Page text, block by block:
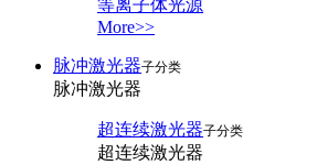
等离子体光源
More>>
脉冲激光器子分类
脉冲激光器
超连续激光器子分类
超连续激光器